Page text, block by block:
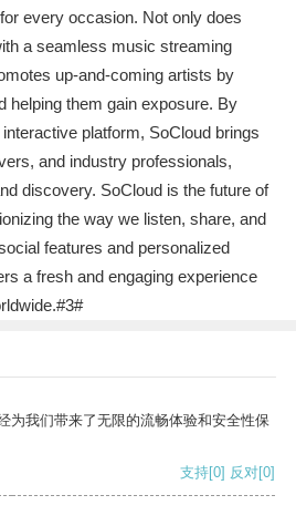
every occasion. Not only does
a seamless music streaming
up-and-coming artists by
helping them gain exposure. By
platform, SoCloud brings
and industry professionals,
discovery. SoCloud is the future of
the way we listen, share, and
features and personalized
a fresh and engaging experience
为我们带来了无限的流畅体验和安全性保
支持[0] 反对[0]